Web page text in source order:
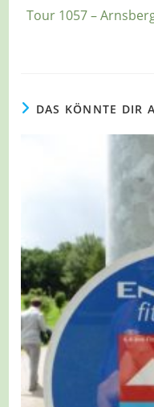
Tour 1057 –
DAS KÖNNTE DIR